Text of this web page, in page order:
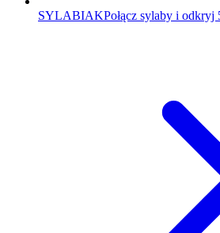
SYLABIAKPołącz sylaby i odkryj